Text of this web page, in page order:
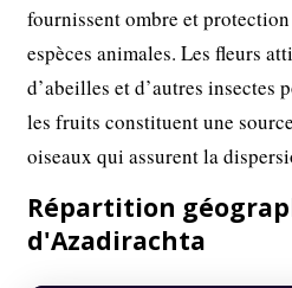
fournissent ombre et protection
espèces animales. Les fleurs
d’abeilles et d’autres insectes
les fruits constituent une
oiseaux qui assurent la
Répartition
d'Azadirachta